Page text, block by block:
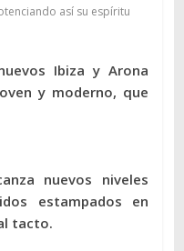
así su espíritu
Ibiza y Arona
y moderno, que
nuevos niveles
estampados en
tacto.